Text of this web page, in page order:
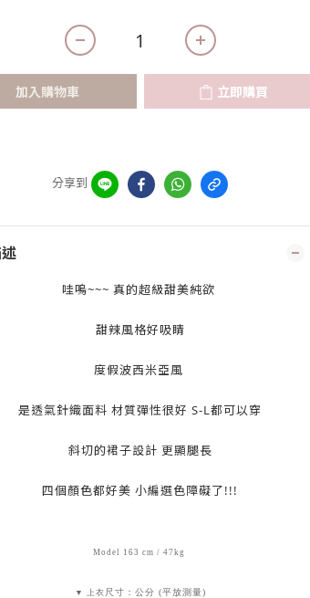
加入購物車 立即購買
分享到
哇嗚~~~ 真的超級甜美純欲
甜辣風格好吸睛
度假波西米亞風
是透氣針織面料 材質彈性很好 S-L都可以穿
斜切的裙子設計 更顯腿長
四個顏色都好美 小編選色障礙了!!!
Model 163 cm / 47kg
▼ 上衣 尺寸：公分 (平放測量)